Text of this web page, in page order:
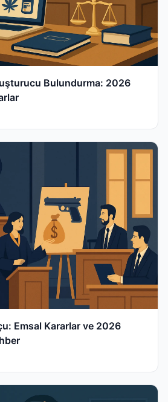
Bulundurma: 2026
Emsal Kararlar ve 2026